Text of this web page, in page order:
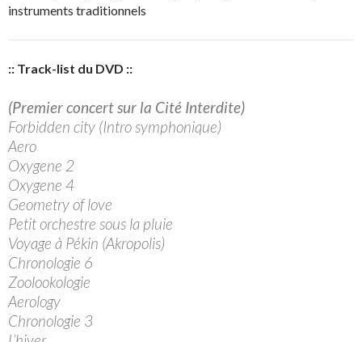
instruments traditionnels
:: Track-list du DVD ::
(Premier concert sur la Cité Interdite)
Forbidden city (Intro symphonique)
Aero
Oxygene 2
Oxygene 4
Geometry of love
Petit orchestre sous la pluie
Voyage à Pékin (Akropolis)
Chronologie 6
Zoolookologie
Aerology
Chronologie 3